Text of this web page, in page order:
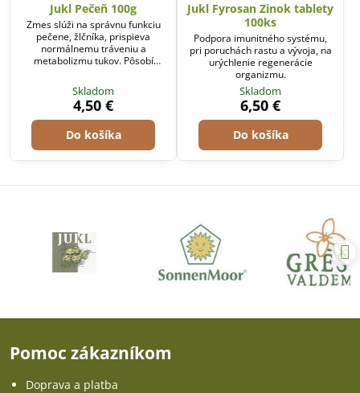
Jukl Pečeň 100g
Zmes slúži na správnu funkciu
pečene, žlčníka, prispieva
normálnemu tráveniu a
metabolizmu tukov. Pôsobí
tela.
Skladom
4,50 €
Do košíka
Jukl Fyrosan Zinok tablety
100ks
Podpora imunitného systému,
pri poruchách rastu a vývoja, na
urýchlenie regenerácie
organizmu.
Skladom
6,50 €
Do košíka
Pomoc zákazníkom
Doprava a platba